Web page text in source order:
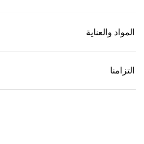
المواد والعناية
التزامنا